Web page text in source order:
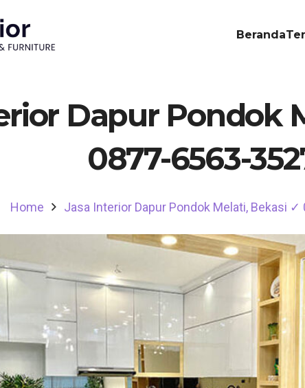
Beranda
Dapur Pondok
0877-6563-
Home Jasa Interior Dapur Pondok Melati, Bekasi